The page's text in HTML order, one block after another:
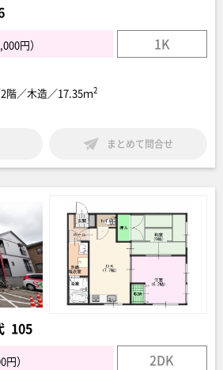
円） 1K
階／木造／17.35ｍ2
まとめて問合せ
105
） 2DK